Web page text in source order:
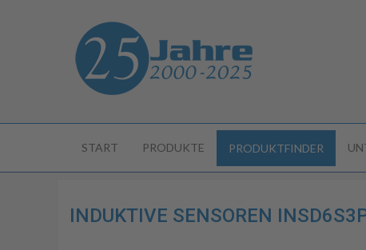
START PRODUKTE PRODUKTFINDER
INDUKTIVE SENSOREN